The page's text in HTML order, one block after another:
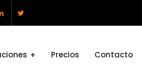
Precios Contacto